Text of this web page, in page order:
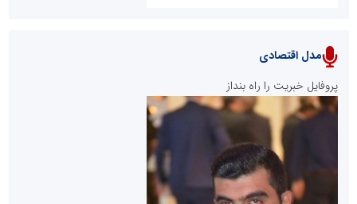
پایگاه خبری نهضت ملی مسکن
سازمان بورس و اوراق بهادار
مدل اقتصادی
پروفایل خبریت را راه بنداز